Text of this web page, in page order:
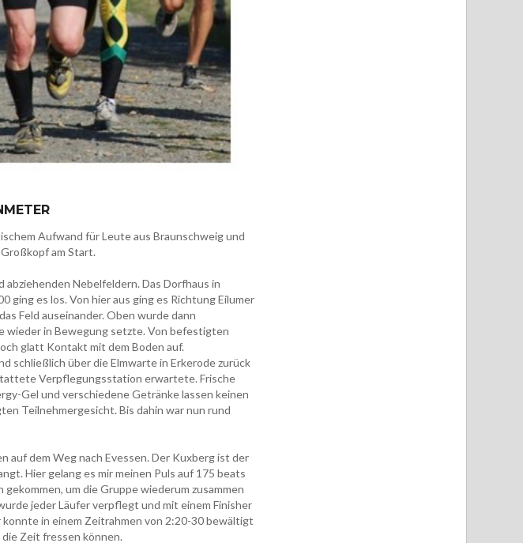
Aufwand für Leute aus Braunschweig und
am Start.
Nebelfeldern. Das Dorfhaus in
ging es los. Von hier aus ging es Richtung Eilumer
Feld auseinander. Oben wurde dann
wieder in Bewegung setzte. Von befestigten
glatt Kontakt mit dem Boden auf.
schließlich über die Elmwarte in Erkerode zurück
Verpflegungsstation erwartete. Frische
Gel und verschiedene Getränke lassen keinen
Teilnehmergesicht. Bis dahin war nun rund
dem Weg nach Evessen. Der Kuxberg ist der
Hier gelang es mir meinen Puls auf 175 beats
um die Gruppe wiederum zusammen
jeder Läufer verpflegt und mit einem Finisher
in einem Zeitrahmen von 2:20-30 bewältigt
Zeit fressen können.